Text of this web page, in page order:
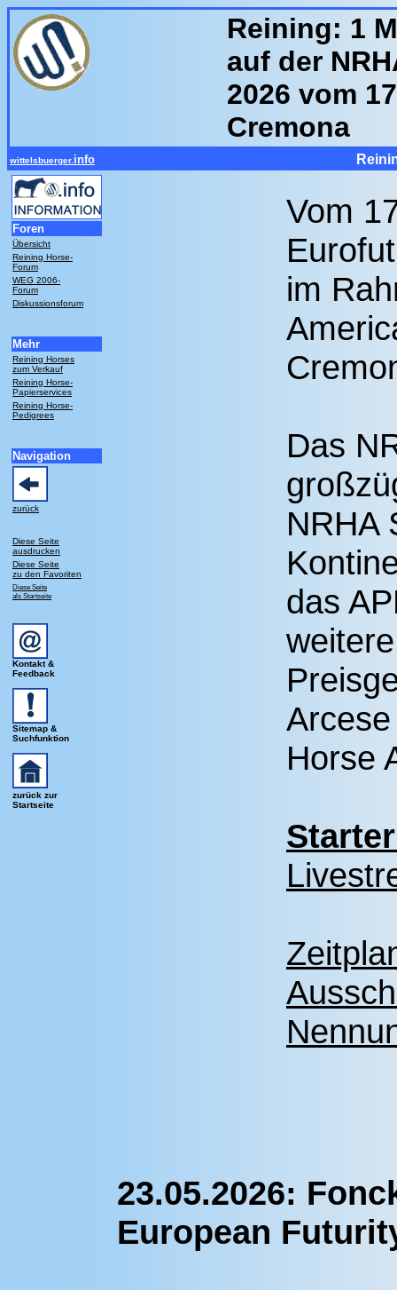
Reining: 1
auf der
2026 vom
Cremona
wittelsbuerger. info
Foren
Übersicht
Reining Horse-
Forum
WEG 2006-
Forum
Diskussionsforum
Mehr
Reining Horses
zum Verkauf
Reining Horse-
Papierservices
Reining Horse-
Pedigrees
Navigation
zurück
Diese Seite
ausdrucken
Diese Seite
zu den Favoriten
Diese Seite
als Startseite
Kontakt &
Feedback
Sitemap &
Suchfunktion
zurück zur
Startseite
Vom
im
Das
NRHA
das
Horse
23.05.2026:
European